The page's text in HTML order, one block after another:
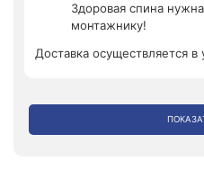
Здоровая спина
монтажнику!
Доставка осуществляется